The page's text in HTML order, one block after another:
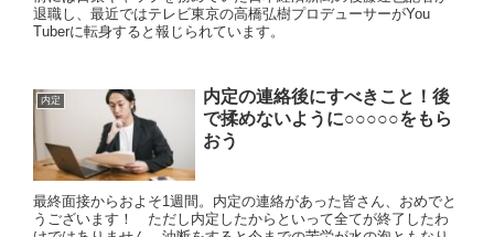
退職し、最近ではテレビ東京の高橋弘樹プロデューサーがYou
Tuberに転身すると報じられています。
内定
内定の連絡後にすべきこと！後
で揉めないように○○○○○をもら
おう
最終面接からおよそ1週間。内定の連絡があった皆さん、おめでと
うございます！ ただし内定したからといって全てが終了したわ